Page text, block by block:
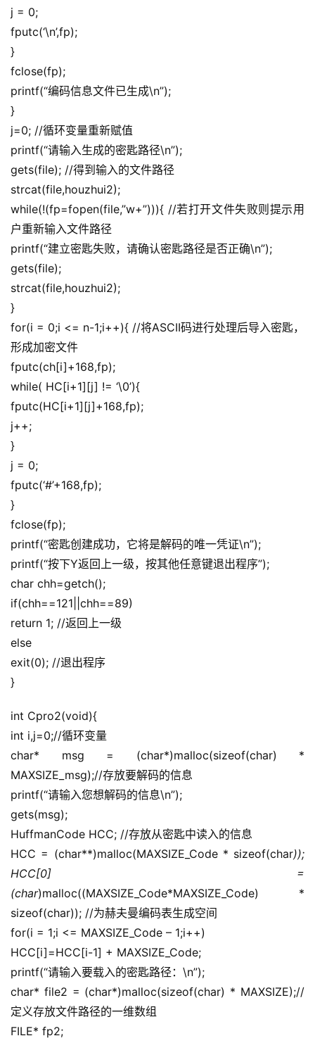
j = 0;
fputc(‘\n’,fp);
}
fclose(fp);
printf(“编码信息文件已生成\n”);
}
j=0; //循环变量重新赋值
printf(“请输入生成的密匙路径\n”);
gets(file); //得到输入的文件路径
strcat(file,houzhui2);
while(!(fp=fopen(file,”w+”))){ //若打开文件失败则提示用
户重新输入文件路径
printf(“建立密匙失败，请确认密匙路径是否正确\n”);
gets(file);
strcat(file,houzhui2);
}
for(i = 0;i <= n-1;i++){ //将ASCII码进行处理后导入密匙，
形成加密文件
fputc(ch[i]+168,fp);
while( HC[i+1][j] != ‘\0’){
fputc(HC[i+1][j]+168,fp);
j++;
}
j = 0;
fputc(‘#’+168,fp);
}
fclose(fp);
printf(“密匙创建成功，它将是解码的唯一凭证\n”);
printf(“按下Y返回上一级，按其他任意键退出程序”);
char chh=getch();
if(chh==121||chh==89)
return 1; //返回上一级
else
exit(0); //退出程序
}
int Cpro2(void){
int i,j=0;//循环变量
char* msg = (char*)malloc(sizeof(char) *
MAXSIZE_msg);//存放要解码的信息
printf(“请输入您想解码的信息\n”);
gets(msg);
HuffmanCode HCC; //存放从密匙中读入的信息
HCC = (char**)malloc(MAXSIZE_Code * sizeof(char));
HCC[0] =
(char)malloc((MAXSIZE_Code*MAXSIZE_Code) *
sizeof(char)); //为赫夫曼编码表生成空间
for(i = 1;i <= MAXSIZE_Code – 1;i++)
HCC[i]=HCC[i-1] + MAXSIZE_Code;
printf(“请输入要载入的密匙路径：\n”);
char* file2 = (char*)malloc(sizeof(char) * MAXSIZE);//
定义存放文件路径的一维数组
FILE* fp2;